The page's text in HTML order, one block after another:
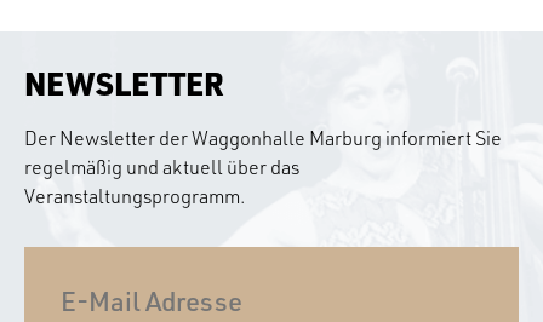
NEWSLETTER
Der Newsletter der Waggonhalle Marburg informiert Sie
regelmäßig und aktuell über das
Veranstaltungsprogramm.